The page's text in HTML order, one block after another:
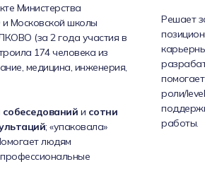
Решает
роли/
работы.
Министерства
Московской школы
(за 2 года участия в
174 человека из
медицина, инженерия,
и сотни
; «упаковала»
людям